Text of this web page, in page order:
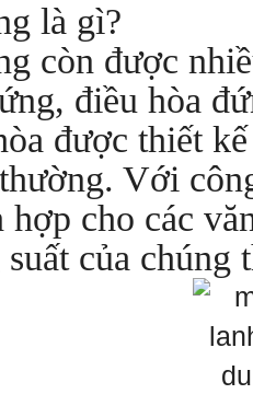
là gì?
còn được
điều hòa
được thiết
Với
hợp cho các
của